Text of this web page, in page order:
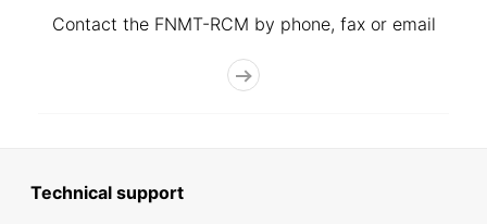
Contact the FNMT-RCM by phone, fax or email
Technical support